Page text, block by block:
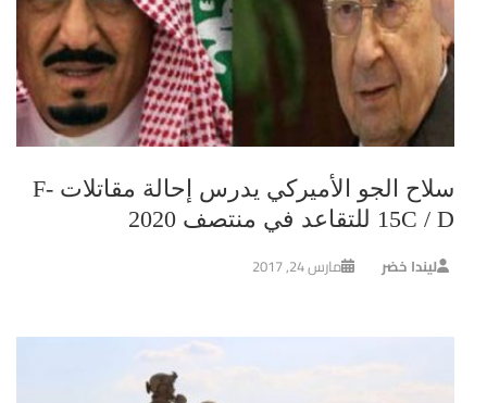
سلاح الجو الأميركي يدرس إحالة مقاتلات F-
15C / D للتقاعد في منتصف 2020
ليندا خضر مارس 24, 2017